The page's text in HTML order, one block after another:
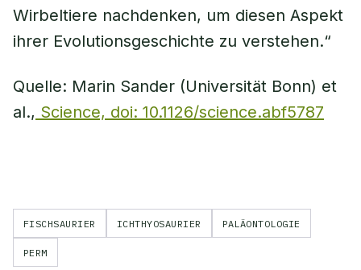
Wirbeltiere nachdenken, um diesen Aspekt
ihrer Evolutionsgeschichte zu verstehen.“
Quelle: Marin Sander (Universität Bonn) et
al., Science, doi: 10.1126/science.abf5787
FISCHSAURIER ICHTHYOSAURIER PALÄONTOLOGIE
PERM